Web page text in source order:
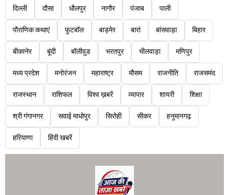
दिल्ली दौसा धौलपुर नागौर पंजाब पाली
पौराणिक कथाएं फुटबॉल बाड़मेर बारां बांसवाड़ा बिहार
बीकानेर बूंदी बॉलीवुड भरतपुर भीलवाड़ा मणिपुर
मध्य प्रदेश मनोरंजन महाराष्ट्र मौसम राजनीति राजसमंद
राजस्थान राशिफल विश्व ख़बरें व्यापार शायरी शिक्षा
श्री गंगानगर सवाई माधोपुर सिरोही सीकर हनुमानगढ़
हरियाणा हिंदी खबरें